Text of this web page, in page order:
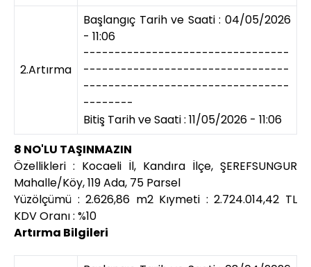
2.Artırma
Başlangıç Tarih ve Saati : 04/05/2026
- 11:06
---------------------------------
---------------------------------
---------------------------------
--------
Bitiş Tarih ve Saati : 11/05/2026 - 11:06
8 NO'LU TAŞINMAZIN
Özellikleri : Kocaeli İl, Kandıra İlçe, ŞEREFSUNGUR
Mahalle/Köy, 119 Ada, 75 Parsel
Yüzölçümü : 2.626,86 m2 Kıymeti : 2.724.014,42 TL
KDV Oranı : %10
Artırma Bilgileri